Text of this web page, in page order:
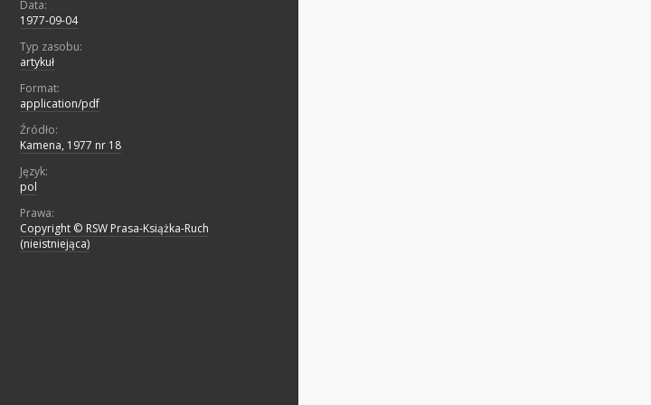
Data:
1977-09-04
Typ zasobu:
artykuł
Format:
application/pdf
Źródło:
Kamena, 1977 nr 18
Język:
pol
Prawa:
Copyright © RSW Prasa-Książka-Ruch
(nieistniejąca)